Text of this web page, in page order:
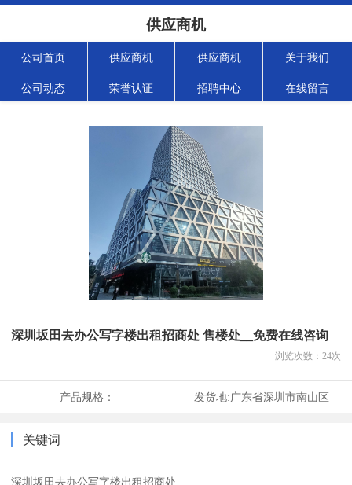
供应商机
公司首页 供应商机 供应商机 关于我们
公司动态 荣誉认证 招聘中心 在线留言
深圳坂田去办公写字楼出租招商处 售楼处__免费在线咨询
浏览次数： 24次
产品规格： 发货地:广东省深圳市南山区
关键词
深圳坂田去办公写字楼出租招商处